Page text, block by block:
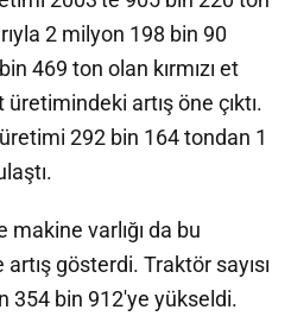
2 milyon 198 bin 90
469 ton olan kırmızı et
artış öne çıktı.
292 bin 164 tondan 1
varlığı da bu
gösterdi. Traktör sayısı
354 bin 912'ye yükseldi.